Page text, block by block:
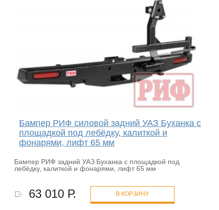
Бампер РИФ силовой задний УАЗ Буханка с
площадкой под лебёдку, калиткой и
фонарями, лифт 65 мм
Бампер РИФ задний УАЗ Буханка с площадкой под
лебёдку, калиткой и фонарями, лифт 65 мм
63 010 Р. В КОРЗИНУ